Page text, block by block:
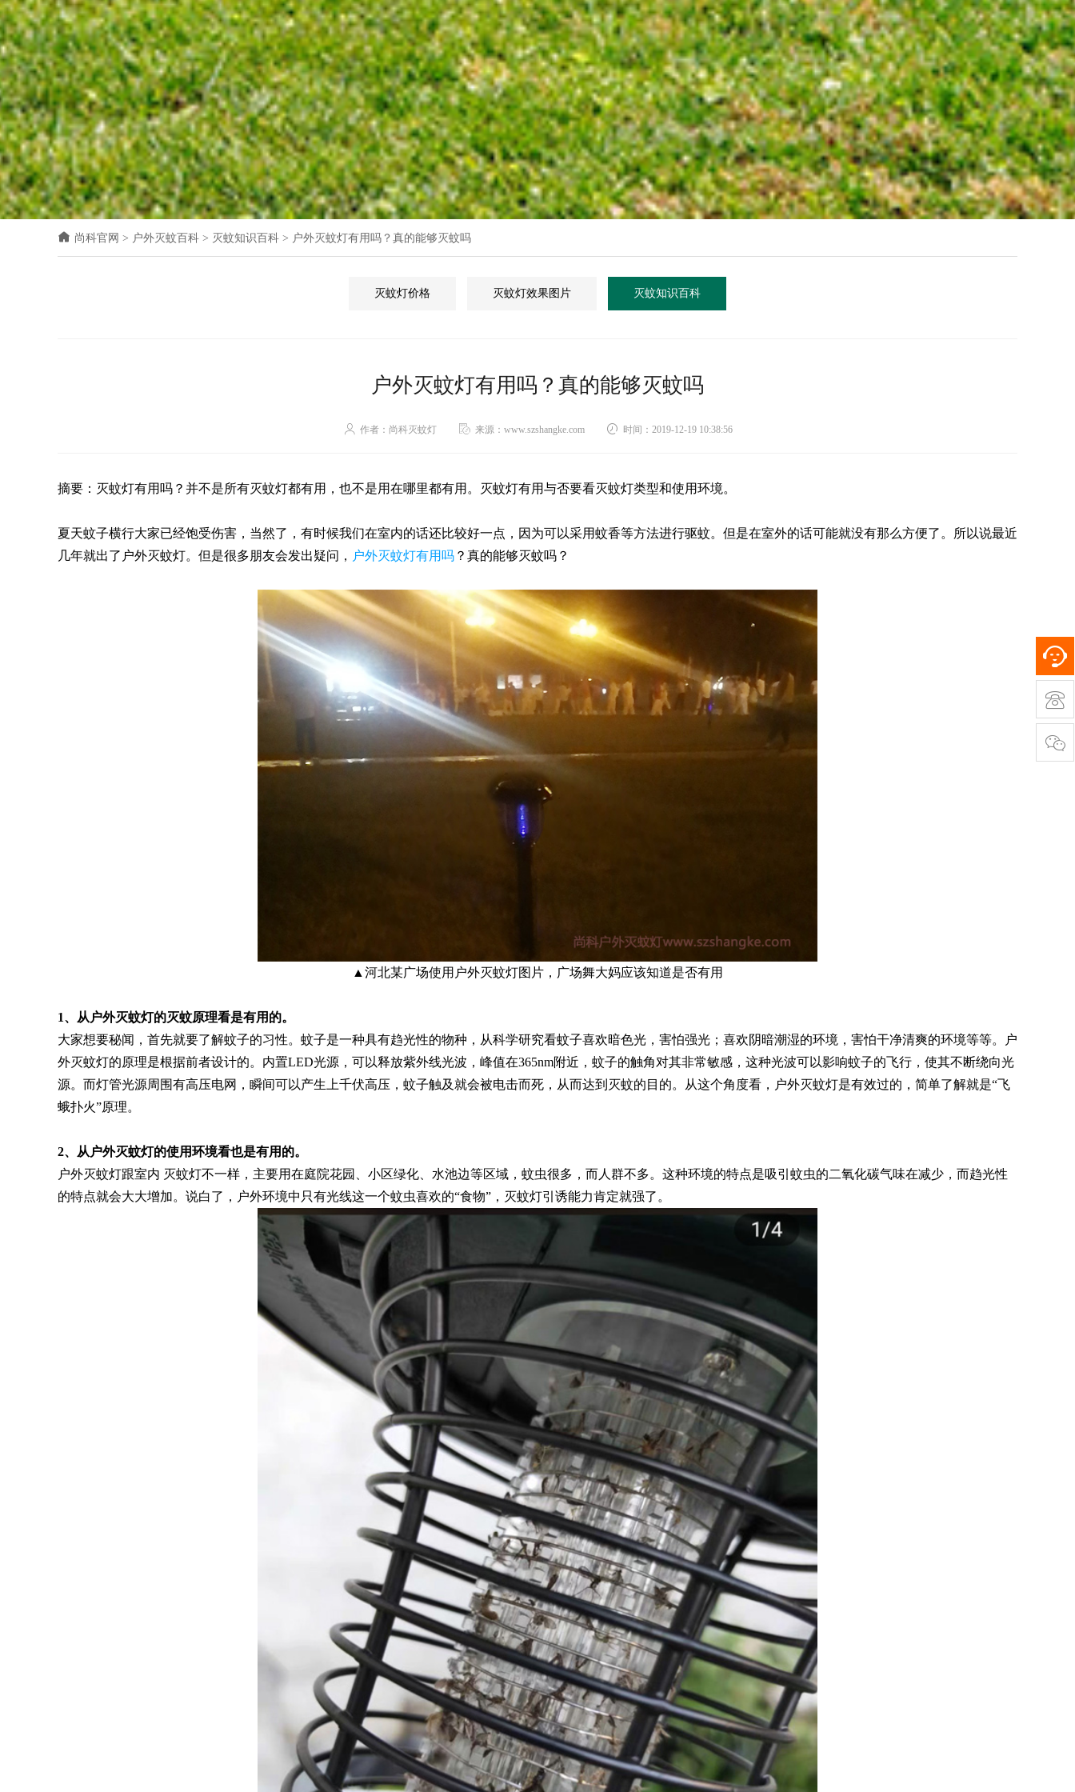
尚科官网 > 户外灭蚊百科 > 灭蚊知识百科 > 户外灭蚊灯有用吗？真的能够灭蚊吗
灭蚊灯价格 灭蚊灯效果图片 灭蚊知识百科
户外灭蚊灯有用吗？真的能够灭蚊吗
作者：尚科灭蚊灯 来源：www.szshangke.com 时间：2019-12-19 10:38:56
摘要：灭蚊灯有用吗？并不是所有灭蚊灯都有用，也不是用在哪里都有用。灭蚊灯有用与否要看灭蚊灯类型和使用环境。
夏天蚊子横行大家已经饱受伤害，当然了，有时候我们在室内的话还比较好一点，因为可以采用蚊香等方法进行驱蚊。但是在室外的话可能就没有那么方便了。所以说最近
几年就出了户外灭蚊灯。但是很多朋友会发出疑问， 户外灭蚊灯有用吗 ？真的能够灭蚊吗？
▲河北某广场使用户外灭蚊灯图片，广场舞大妈应该知道是否有用
1、从户外灭蚊灯的灭蚊原理看是有用的。
大家想要秘闻，首先就要了解蚊子的习性。蚊子是一种具有趋光性的物种，从科学研究看蚊子喜欢暗色光，害怕强光；喜欢阴暗潮湿的环境，害怕干净清爽的环境等等。户
外灭蚊灯的原理是根据前者设计的。内置LED光源，可以释放紫外线光波，峰值在365nm附近，蚊子的触角对其非常敏感，这种光波可以影响蚊子的飞行，使其不断绕向光
源。而灯管光源周围有高压电网，瞬间可以产生上千伏高压，蚊子触及就会被电击而死，从而达到灭蚊的目的。从这个角度看，户外灭蚊灯是有效过的，简单了解就是“飞
蛾扑火”原理。
2、从户外灭蚊灯的使用环境看也是有用的。
户外灭蚊灯跟室内 灭蚊灯不一样，主要用在庭院花园、小区绿化、水池边等区域，蚊虫很多，而人群不多。这种环境的特点是吸引蚊虫的二氧化碳气味在减少，而趋光性
的特点就会大大增加。说白了，户外环境中只有光线这一个蚊虫喜欢的“食物”，灭蚊灯引诱能力肯定就强了。